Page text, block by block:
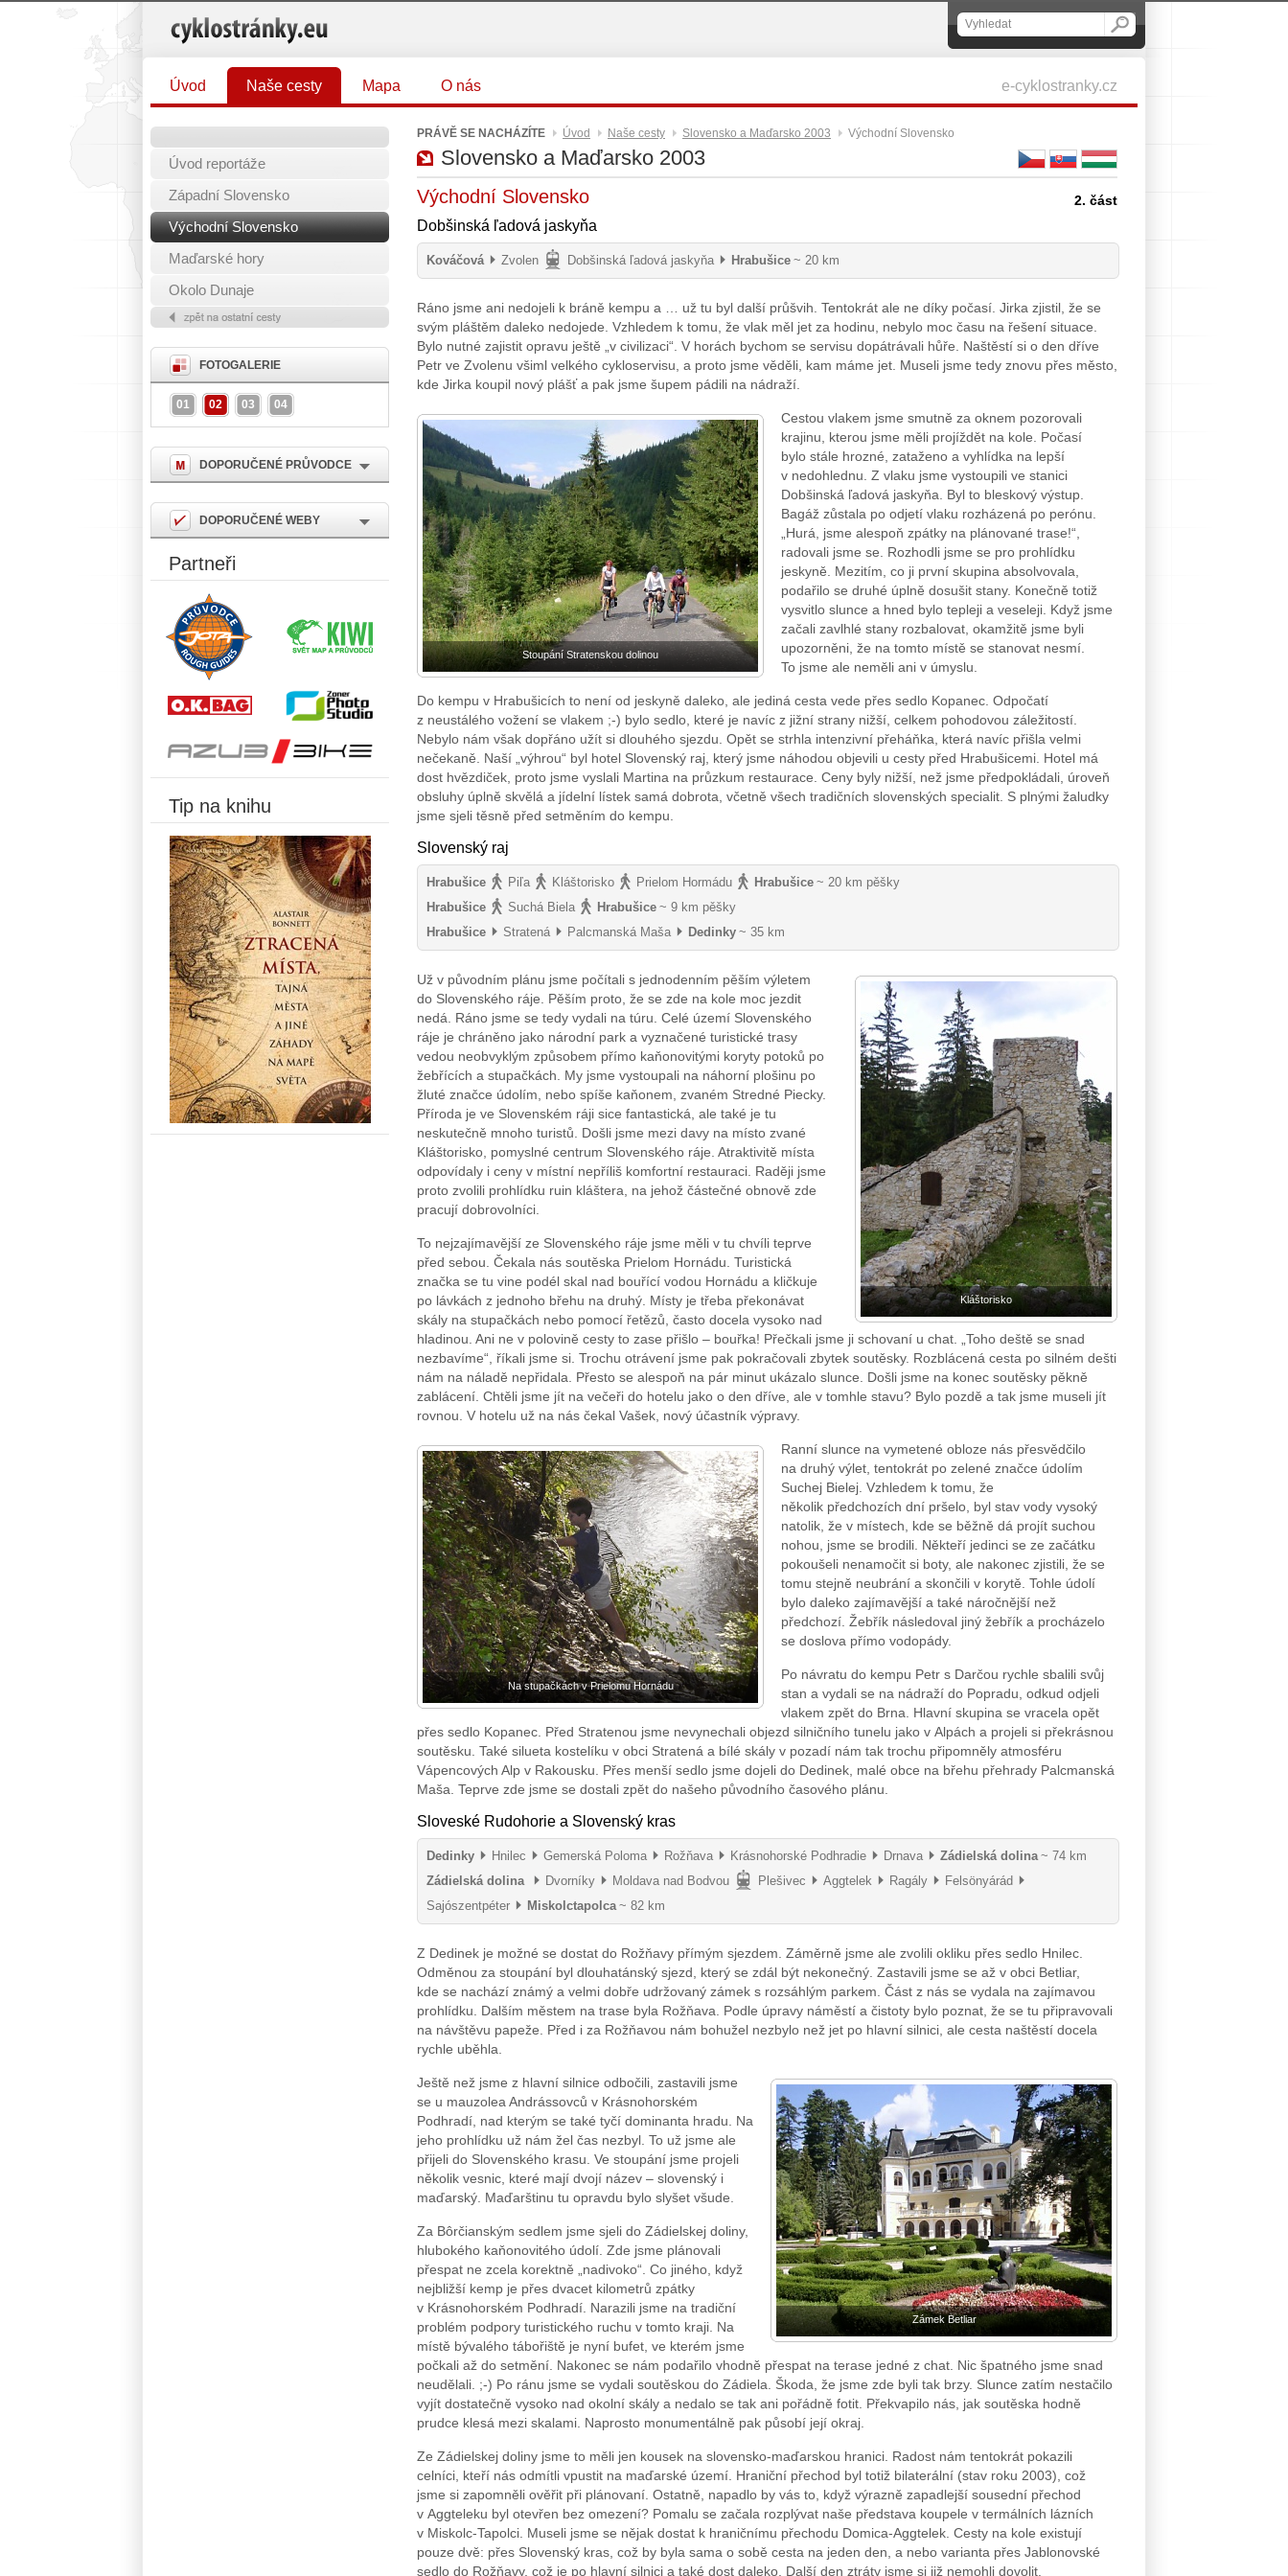
Úvod Naše cesty Mapa O nás e-cyklostranky.cz
Úvod reportáže
Západní Slovensko
Východní Slovensko
Maďarské hory
Okolo Dunaje
FOTOGALERIE
01 02 03 04
DOPORUČENÉ PRŮVODCE
DOPORUČENÉ WEBY
Partneři
Tip na knihu
PRÁVĚ SE NACHÁZÍTE Úvod Naše cesty Slovensko a Maďarsko 2003 Východní Slovensko
Slovensko a Maďarsko 2003
2. část
Východní Slovensko
Dobšinská ľadová jaskyňa
Kováčová Zvolen Dobšinská ľadová jaskyňa Hrabušice ~ 20 km
Ráno jsme ani nedojeli k bráně kempu a … už tu byl další průšvih. Tentokrát ale ne díky počasí. Jirka zjistil, že se
svým pláštěm daleko nedojede. Vzhledem k tomu, že vlak měl jet za hodinu, nebylo moc času na řešení situace.
Bylo nutné zajistit opravu ještě „v civilizaci“. V horách bychom se servisu dopátrávali hůře. Naštěstí si o den dříve
Petr ve Zvolenu všiml velkého cykloservisu, a proto jsme věděli, kam máme jet. Museli jsme tedy znovu přes město,
kde Jirka koupil nový plášť a pak jsme šupem pádili na nádraží.
Stoupání Stratenskou dolinou
Cestou vlakem jsme smutně za oknem pozorovali
krajinu, kterou jsme měli projíždět na kole. Počasí
bylo stále hrozné, zataženo a vyhlídka na lepší
v nedohlednu. Z vlaku jsme vystoupili ve stanici
Dobšinská ľadová jaskyňa. Byl to bleskový výstup.
Bagáž zůstala po odjetí vlaku rozházená po perónu.
„Hurá, jsme alespoň zpátky na plánované trase!“,
radovali jsme se. Rozhodli jsme se pro prohlídku
jeskyně. Mezitím, co ji první skupina absolvovala,
podařilo se druhé úplně dosušit stany. Konečně totiž
vysvitlo slunce a hned bylo tepleji a veseleji. Když jsme
začali zavlhlé stany rozbalovat, okamžitě jsme byli
upozorněni, že na tomto místě se stanovat nesmí.
To jsme ale neměli ani v úmyslu.
Do kempu v Hrabušicích to není od jeskyně daleko, ale jediná cesta vede přes sedlo Kopanec. Odpočatí
z neustálého vožení se vlakem ;-) bylo sedlo, které je navíc z jižní strany nižší, celkem pohodovou záležitostí.
Nebylo nám však dopřáno užít si dlouhého sjezdu. Opět se strhla intenzivní přeháňka, která navíc přišla velmi
nečekaně. Naší „výhrou“ byl hotel Slovenský raj, který jsme náhodou objevili u cesty před Hrabušicemi. Hotel má
dost hvězdiček, proto jsme vyslali Martina na průzkum restaurace. Ceny byly nižší, než jsme předpokládali, úroveň
obsluhy úplně skvělá a jídelní lístek samá dobrota, včetně všech tradičních slovenských specialit. S plnými žaludky
jsme sjeli těsně před setměním do kempu.
Slovenský raj
Hrabušice Piľa Kláštorisko Prielom Hormádu Hrabušice ~ 20 km pěšky
Hrabušice
Suchá Biela Hrabušice ~ 9 km pěšky
Hrabušice
Stratená Palcmanská Maša Dedinky ~ 35 km
Kláštorisko
Už v původním plánu jsme počítali s jednodenním pěším výletem
do Slovenského ráje. Pěším proto, že se zde na kole moc jezdit
nedá. Ráno jsme se tedy vydali na túru. Celé území Slovenského
ráje je chráněno jako národní park a vyznačené turistické trasy
vedou neobvyklým způsobem přímo kaňonovitými koryty potoků po
žebřících a stupačkách. My jsme vystoupali na náhorní plošinu po
žluté značce údolím, nebo spíše kaňonem, zvaném Stredné Piecky.
Příroda je ve Slovenském ráji sice fantastická, ale také je tu
neskutečně mnoho turistů. Došli jsme mezi davy na místo zvané
Kláštorisko, pomyslné centrum Slovenského ráje. Atraktivitě místa
odpovídaly i ceny v místní nepříliš komfortní restauraci. Raději jsme
proto zvolili prohlídku ruin kláštera, na jehož částečné obnově zde
pracují dobrovolníci.
To nejzajímavější ze Slovenského ráje jsme měli v tu chvíli teprve
před sebou. Čekala nás soutěska Prielom Hornádu. Turistická
značka se tu vine podél skal nad bouřící vodou Hornádu a kličkuje
po lávkách z jednoho břehu na druhý. Místy je třeba překonávat
skály na stupačkách nebo pomocí řetězů, často docela vysoko nad
hladinou. Ani ne v polovině cesty to zase přišlo – bouřka! Přečkali jsme ji schovaní u chat. „Toho deště se snad
nezbavíme“, říkali jsme si. Trochu otrávení jsme pak pokračovali zbytek soutěsky. Rozblácená cesta po silném dešti
nám na náladě nepřidala. Přesto se alespoň na pár minut ukázalo slunce. Došli jsme na konec soutěsky pěkně
zablácení. Chtěli jsme jít na večeři do hotelu jako o den dříve, ale v tomhle stavu? Bylo pozdě a tak jsme museli jít
rovnou. V hotelu už na nás čekal Vašek, nový účastník výpravy.
Na stupačkách v Prielomu Hornádu
Ranní slunce na vymetené obloze nás přesvědčilo
na druhý výlet, tentokrát po zelené značce údolím
Suchej Bielej. Vzhledem k tomu, že
několik předchozích dní pršelo, byl stav vody vysoký
natolik, že v místech, kde se běžně dá projít suchou
nohou, jsme se brodili. Někteří jedinci se ze začátku
pokoušeli nenamočit si boty, ale nakonec zjistili, že se
tomu stejně neubrání a skončili v korytě. Tohle údolí
bylo daleko zajímavější a také náročnější než
předchozí. Žebřík následoval jiný žebřík a procházelo
se doslova přímo vodopády.
Po návratu do kempu Petr s Darčou rychle sbalili svůj
stan a vydali se na nádraží do Popradu, odkud odjeli
vlakem zpět do Brna. Hlavní skupina se vracela opět
přes sedlo Kopanec. Před Stratenou jsme nevynechali objezd silničního tunelu jako v Alpách a projeli si překrásnou
soutěsku. Také silueta kostelíku v obci Stratená a bílé skály v pozadí nám tak trochu připomněly atmosféru
Vápencových Alp v Rakousku. Přes menší sedlo jsme dojeli do Dedinek, malé obce na břehu přehrady Palcmanská
Maša. Teprve zde jsme se dostali zpět do našeho původního časového plánu.
Sloveské Rudohorie a Slovenský kras
Dedinky Hnilec Gemerská Poloma Rožňava Krásnohorské Podhradie Drnava Zádielská dolina ~ 74 km
Zádielská dolina
Dvorníky Moldava nad Bodvou Plešivec Aggtelek Ragály
Felsönyárád
Sajószentpéter
Miskolctapolca ~ 82 km
Z Dedinek je možné se dostat do Rožňavy přímým sjezdem. Záměrně jsme ale zvolili okliku přes sedlo Hnilec.
Odměnou za stoupání byl dlouhatánský sjezd, který se zdál být nekonečný. Zastavili jsme se až v obci Betliar,
kde se nachází známý a velmi dobře udržovaný zámek s rozsáhlým parkem. Část z nás se vydala na zajímavou
prohlídku. Dalším městem na trase byla Rožňava. Podle úpravy náměstí a čistoty bylo poznat, že se tu připravovali
na návštěvu papeže. Před i za Rožňavou nám bohužel nezbylo než jet po hlavní silnici, ale cesta naštěstí docela
rychle uběhla.
Zámek Betliar
Ještě než jsme z hlavní silnice odbočili, zastavili jsme
se u mauzolea Andrássovců v Krásnohorském
Podhradí, nad kterým se také tyčí dominanta hradu. Na
jeho prohlídku už nám žel čas nezbyl. To už jsme ale
přijeli do Slovenského krasu. Ve stoupání jsme projeli
několik vesnic, které mají dvojí název – slovenský i
maďarský. Maďarštinu tu opravdu bylo slyšet všude.
Za Bôrčianským sedlem jsme sjeli do Zádielskej doliny,
hlubokého kaňonovitého údolí. Zde jsme plánovali
přespat ne zcela korektně „nadivoko“. Co jiného, když
nejbližší kemp je přes dvacet kilometrů zpátky
v Krásnohorském Podhradí. Narazili jsme na tradiční
problém podpory turistického ruchu v tomto kraji. Na
místě bývalého tábořiště je nyní bufet, ve kterém jsme
počkali až do setmění. Nakonec se nám podařilo vhodně přespat na terase jedné z chat. Nic špatného jsme snad
neudělali. ;-) Po ránu jsme se vydali soutěskou do Zádiela. Škoda, že jsme zde byli tak brzy. Slunce zatím nestačilo
vyjít dostatečně vysoko nad okolní skály a nedalo se tak ani pořádně fotit. Překvapilo nás, jak soutěska hodně
prudce klesá mezi skalami. Naprosto monumentálně pak působí její okraj.
Ze Zádielskej doliny jsme to měli jen kousek na slovensko-maďarskou hranici. Radost nám tentokrát pokazili
celníci, kteří nás odmítli vpustit na maďarské území. Hraniční přechod byl totiž bilaterální (stav roku 2003), což
jsme si zapomněli ověřit při plánovaní. Ostatně, napadlo by vás to, když výrazně zapadlejší sousední přechod
v Aggteleku byl otevřen bez omezení? Pomalu se začala rozplývat naše představa koupele v termálních lázních
v Miskolc-Tapolci. Museli jsme se nějak dostat k hraničnímu přechodu Domica-Aggtelek. Cesty na kole existují
pouze dvě: přes Slovenský kras, což by byla sama o sobě cesta na jeden den, a nebo varianta přes Jablonovské
sedlo do Rožňavy, což je po hlavní silnici a také dost daleko. Další den ztráty jsme si již nemohli dovolit.